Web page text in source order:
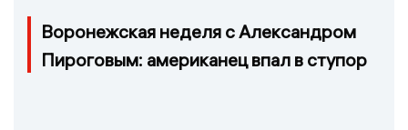
Воронежская неделя с Александром
Пироговым: американец впал в ступор